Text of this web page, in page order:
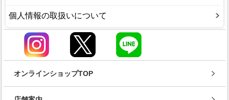
個人情報の取扱いについて
オンラインショップTOP